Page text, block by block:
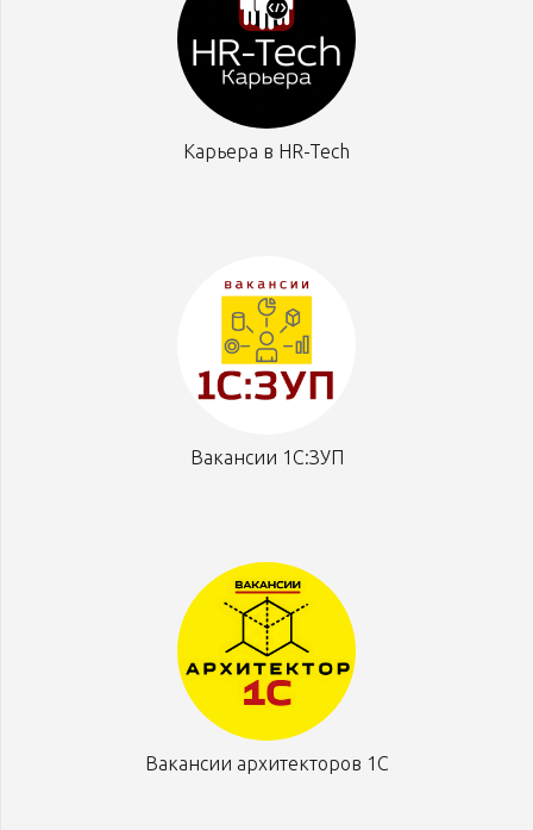
Карьера в HR-Tech
Вакансии 1С:ЗУП
Вакансии архитекторов 1С